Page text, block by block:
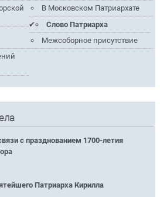
В Московском Патриархате
Слово Патриарха
Межсоборное присутствие
с празднованием 1700-летия
Патриарха Кирилла